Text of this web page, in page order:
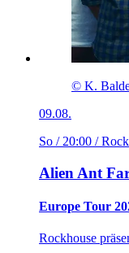
© K.
09.08.
So / 20:00 /
Alien Ant
Europe Tour
Rockhouse